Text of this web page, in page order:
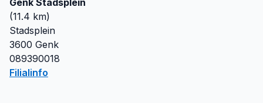
Genk Stadsplein
(11.4 km)
Stadsplein
3600 Genk
089390018
Filialinfo